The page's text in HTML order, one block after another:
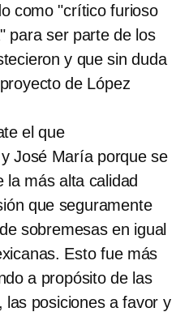
como "crítico furioso
para ser parte de los
y que sin duda
de López
el que
José María porque se
la más alta calidad
que seguramente
sobremesas en igual
Esto fue más
a propósito de las
las posiciones a favor y